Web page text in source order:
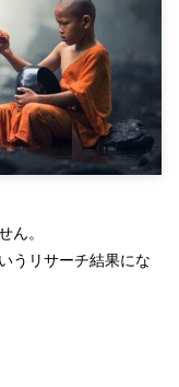
ん。
うリサーチ結果にな